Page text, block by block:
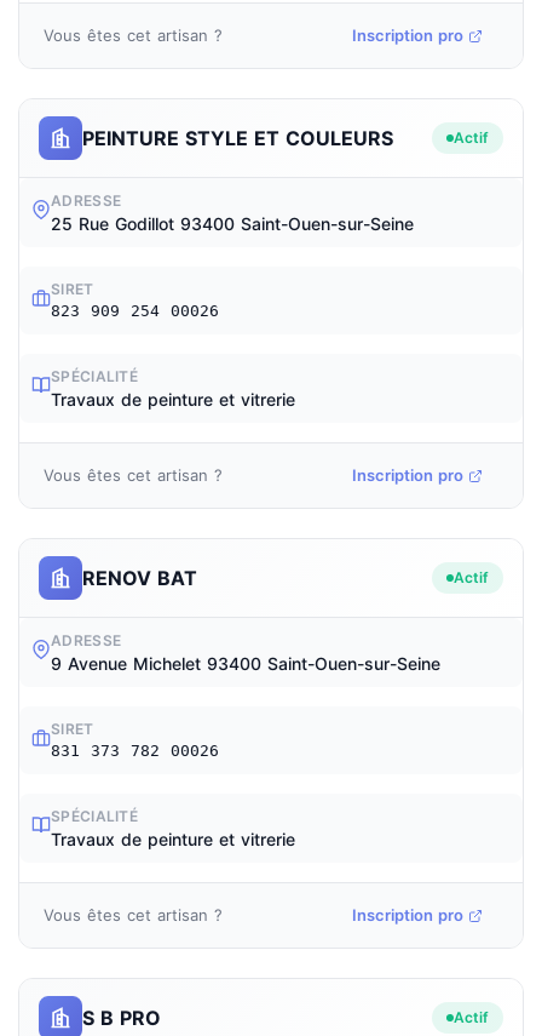
Vous êtes cet artisan ? Inscription pro
PEINTURE STYLE ET COULEURS Actif
ADRESSE
25 Rue Godillot 93400 Saint-Ouen-sur-Seine
SIRET
823 909 254 00026
SPÉCIALITÉ
Travaux de peinture et vitrerie
Vous êtes cet artisan ? Inscription pro
RENOV BAT Actif
ADRESSE
9 Avenue Michelet 93400 Saint-Ouen-sur-Seine
SIRET
831 373 782 00026
SPÉCIALITÉ
Travaux de peinture et vitrerie
Vous êtes cet artisan ? Inscription pro
S B PRO Actif